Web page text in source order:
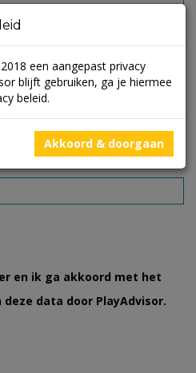
en ik ga akkoord met het
data door PlayAdvisor.
een aangepast privacy
blijft gebruiken, ga je hiermee
beleid.
Akkoord & doorgaan